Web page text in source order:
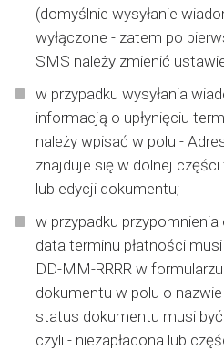
(domyślnie wysyłanie
wyłączone - zatem po
SMS należy zmienić
w przypadku wysyłania
informacją o upłynięciu
należy wpisać w polu -
znajduje się w dolnej
lub edycji dokumentu;
w przypadku
data terminu płatności
DD-MM-RRRR w
dokumentu w polu o
status dokumentu musi być
czyli - niezapłacona lub